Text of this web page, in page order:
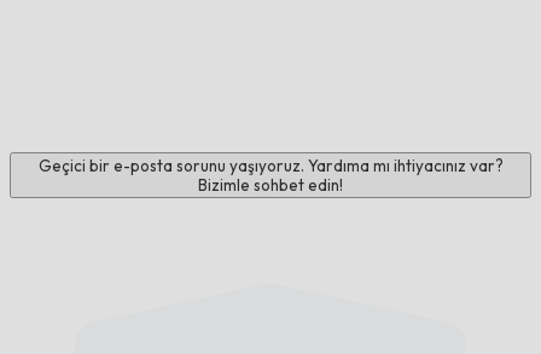
Geçici bir e-posta sorunu yaşıyoruz. Yardıma mı ihtiyacınız var?
Bizimle sohbet edin!